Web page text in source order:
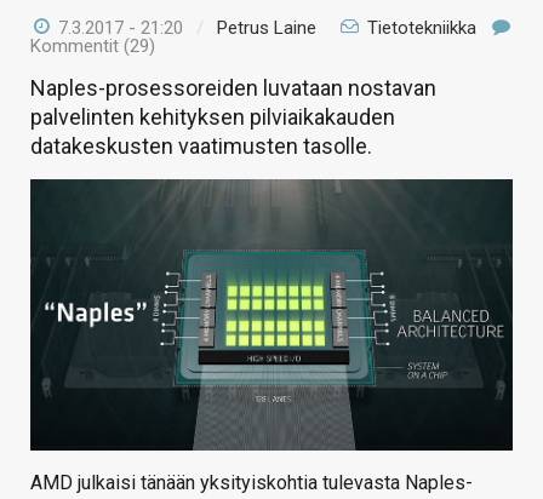
7.3.2017 - 21:20 / Petrus Laine
Tietotekniikka
Kommentit (29)
Naples-prosessoreiden luvataan nostavan
palvelinten kehityksen pilviaikakauden
datakeskusten vaatimusten tasolle.
AMD julkaisi tänään yksityiskohtia tulevasta Naples-